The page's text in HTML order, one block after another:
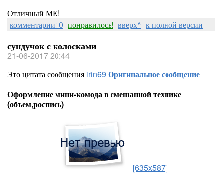
Отличный МК!
комментарии: 0 понравилось! вверх^ к полной версии
сундучок с колосками
21-06-2017 20:44
Это цитата сообщения irin69 Оригинальное сообщение
Оформление мини-комода в смешанной технике
(объем,роспись)
[635x587]